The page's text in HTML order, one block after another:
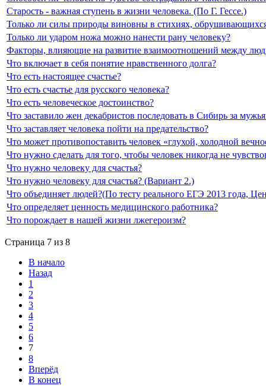
Старость - важная ступень в жизни человека. (По Г. Гессе.)
Только ли силы природы виновны в стихиях,
Только ли ударом ножа можно нанести рану человеку?
Факторы, влияющие на развитие взаимоотношений между
Что включает в себя понятие нравственного долга?
Что есть настоящее счастье?
Что есть счастье для русского человека?
Что есть человеческое достоинство?
Что заставило жен декабристов последовать в Сибирь за
Что заставляет человека пойти на предательство?
Что может противопоставить человек «глухой, холодной
Что нужно сделать для того, чтобы человек никогда не
Что нужно человеку для счастья?
Что нужно человеку для счастья? (Вариант 2.)
Что объединяет людей?(По тесту реального ЕГЭ 2013 года,
Что определяет ценность медицинского работника?
Что порождает в нашей жизни лжегероизм?
Страница 7 из 8
В начало
Назад
1
2
3
4
5
6
7
8
Вперёд
В конец